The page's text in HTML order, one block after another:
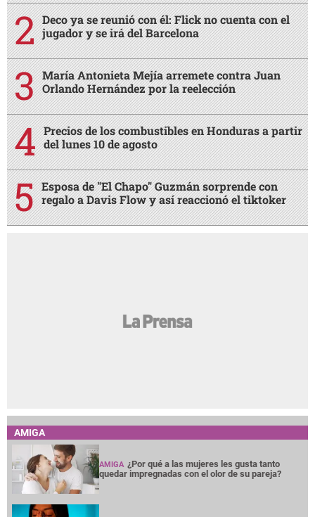
Deco ya se reunió con él: Flick no cuenta con el
jugador y se irá del Barcelona
María Antonieta Mejía arremete contra Juan
Orlando Hernández por la reelección
Precios de los combustibles en Honduras a partir
del lunes 10 de agosto
Esposa de "El Chapo" Guzmán sorprende con
regalo a Davis Flow y así reaccionó el tiktoker
AMIGA
AMIGA ¿Por qué a las mujeres les gusta tanto
quedar impregnadas con el olor de su pareja?